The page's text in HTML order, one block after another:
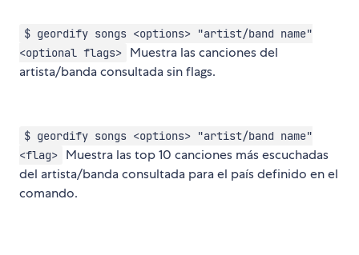
$ geordify songs <options> "artist/band name"
<optional flags>
Muestra las canciones del
artista/banda consultada sin flags.
$ geordify songs <options> "artist/band name"
<flag>
Muestra las top 10 canciones más escuchadas
del artista/banda consultada para el país definido en el
comando.